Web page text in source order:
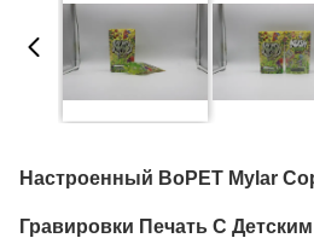
Настроенный BoPET Mylar
Гравировки Печать С